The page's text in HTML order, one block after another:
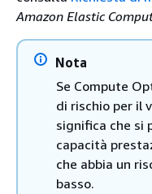
Amazon Elastic
Nota
Se Compute
di rischio per il
significa che si
capacità
che abbia un
basso.